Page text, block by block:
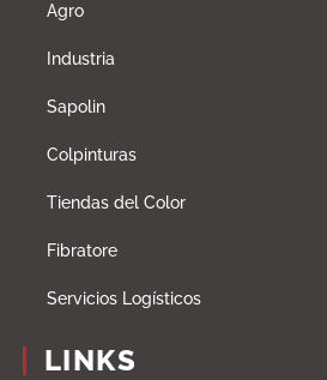
Agro
Industria
Sapolin
Colpinturas
Tiendas del Color
Fibratore
Servicios Logísticos
LINKS